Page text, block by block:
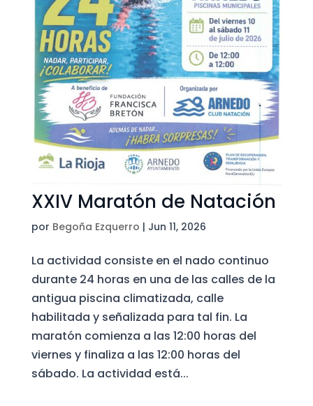
XXIV Maratón de Natación
por Begoña Ezquerro | Jun 11, 2026
La actividad consiste en el nado continuo
durante 24 horas en una de las calles de la
antigua piscina climatizada, calle
habilitada y señalizada para tal fin. La
maratón comienza a las 12:00 horas del
viernes y finaliza a las 12:00 horas del
sábado. La actividad está...